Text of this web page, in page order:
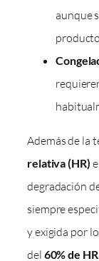
aunque
producto.
Además de la
relativa (HR)
degradación
siempre
y exigida por
del 60% de HR